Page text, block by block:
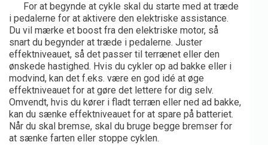
For at begynde at cykle skal du starte med at træde
i pedalerne for at aktivere den elektriske assistance.
Du vil mærke et boost fra den elektriske motor, så
snart du begynder at træde i pedalerne. Juster
effektniveauet, så det passer til terrænet eller den
ønskede hastighed. Hvis du cykler op ad bakke eller i
modvind, kan det f.eks. være en god idé at øge
effektniveauet for at gøre det lettere for dig selv.
Omvendt, hvis du kører i fladt terræn eller ned ad bakke,
kan du sænke effektniveauet for at spare på batteriet.
Når du skal bremse, skal du bruge begge bremser for
at sænke farten eller stoppe cyklen.